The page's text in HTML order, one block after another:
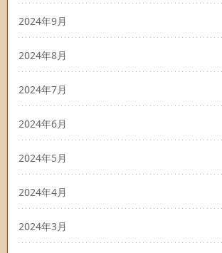
2024年9月
2024年8月
2024年7月
2024年6月
2024年5月
2024年4月
2024年3月